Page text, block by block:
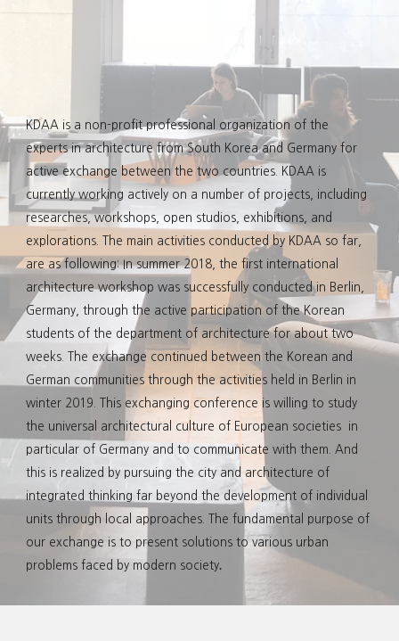
KDAA is a non-profit professional organization of the
experts in architecture from South Korea and Germany for
active exchange between the two countries. KDAA is
currently working actively on a number of projects, including
researches, workshops, open studios, exhibitions, and
explorations
The main activities conducted by KDAA so far,
are as following: In summer 2018, the first international
architecture workshop was successfully conducted in Berlin,
Germany, through the active participation of the Korean
students of the department of architecture for about two
weeks. The exchange continued between the Korean and
German communities through the activities held in Berlin in
winter 2019. This exchanging conference is willing to study
the universal architectural culture of European societies in
particular of Germany and to communicate with them. And
this is realized by pursuing the city and architecture of
integrated thinking far beyond the development of individual
units through local approaches. The fundamental purpose of
our exchange is to present solutions to various urban
problems faced by modern society.